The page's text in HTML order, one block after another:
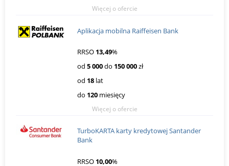
Więcej o ofercie
Aplikacja mobilna Raiffeisen Bank
RRSO 13,49%
od 5 000do 150 000zł
od 18 lat
do 120 miesięcy
Więcej o ofercie
TurboKARTA karty kredytowej Santander
Bank
RRSO 10,00%